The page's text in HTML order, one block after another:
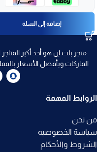
إضافة إلى السلة
متجر بلت إن هو أحد أكبر
الماركات وبأفضل الأسعار
الروابط المهمة
من نحن
سياسة الخصوصيه
الشروط والأحكام